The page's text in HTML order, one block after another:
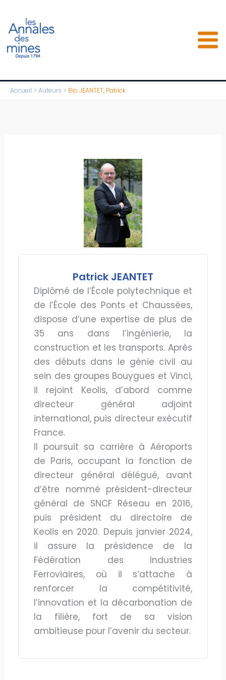
contenu
Accueil Auteurs Bio JEANTET, Patrick
Patrick JEANTET
Diplômé de l’École polytechnique et
de l’École des Ponts et Chaussées,
dispose d’une expertise de plus de
35 ans dans l’ingénierie, la
construction et les transports. Après
des débuts dans le génie civil au
sein des groupes Bouygues et Vinci,
il rejoint Keolis, d’abord comme
directeur général adjoint
international, puis directeur exécutif
France.
Il poursuit sa carrière à Aéroports
de Paris, occupant la fonction de
directeur général délégué, avant
d’être nommé président-directeur
général de SNCF Réseau en 2016,
puis président du directoire de
Keolis en 2020. Depuis janvier 2024,
il assure la présidence de la
Fédération des Industries
Ferroviaires, où il s’attache à
renforcer la compétitivité,
l’innovation et la décarbonation de
la filière, fort de sa vision
ambitieuse pour l’avenir du secteur.